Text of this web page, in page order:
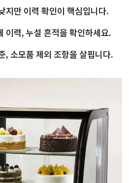
지만 이력 확인이 핵심입니다.
이력, 누설 흔적을 확인하세요.
, 소모품 제외 조항을 살핍니다.